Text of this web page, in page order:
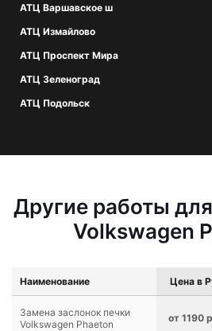
АТЦ Варшавское ш
АТЦ Измайлово
АТЦ Проспект Мира
АТЦ Зеленоград
АТЦ Подольск
Другие работы
Volkswagen
Наименование Цена в
Замена заслонок печки
Volkswagen Phaeton
от 1190